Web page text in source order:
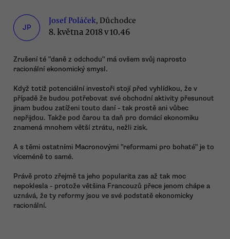
JP
Josef Poláček, Důchodce
8. května 2018 v 10.46
Zrušení té "daně z odchodu" má ovšem svůj naprosto
racionální ekonomický smysl.
Když totiž potenciální investoři stojí před vyhlídkou, že v
případě že budou potřebovat své obchodní aktivity přesunout
jinam budou zatíženi touto daní - tak prostě ani vůbec
nepřijdou. Takže pod čarou ta daň pro domácí ekonomiku
znamená mnohem větší ztrátu, nežli zisk.
A s těmi ostatními Macronovými "reformami pro bohaté" je to
víceméně to samé.
Právě proto zřejmě ta jeho popularita zas až tak moc
nepoklesla - protože většina Francouzů přece jenom chápe a
uznává, že ty reformy jsou ve své podstatě ekonomicky
racionální.